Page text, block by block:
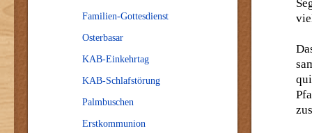
Familien-Gottesdienst
Osterbasar
KAB-Einkehrtag
KAB-Schlafstörung
Palmbuschen
Erstkommunion